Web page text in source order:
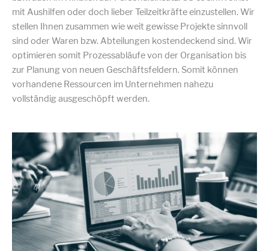
mit Aushilfen oder doch lieber Teilzeitkräfte einzustellen. Wir
stellen Ihnen zusammen wie weit gewisse Projekte sinnvoll
sind oder Waren bzw. Abteilungen kostendeckend sind. Wir
optimieren somit Prozessabläufe von der Organisation bis
zur Planung von neuen Geschäftsfeldern. Somit können
vorhandene Ressourcen im Unternehmen nahezu
vollständig ausgeschöpft werden.